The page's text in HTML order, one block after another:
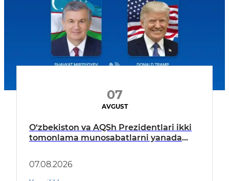
07
AVGUST
O‘zbekiston va AQSh Prezidentlari ikki
tomonlama munosabatlarni yanada
07.08.2026